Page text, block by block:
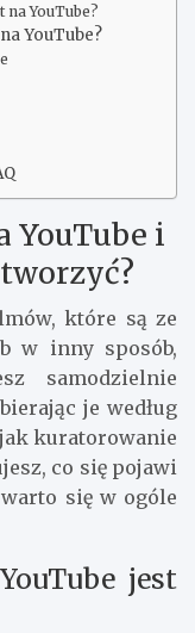
YouTube?
YouTube?
YouTube i
które są ze
w inny sposób,
samodzielnie
je według
kuratorowanie
co się pojawi
się w ogóle
jest